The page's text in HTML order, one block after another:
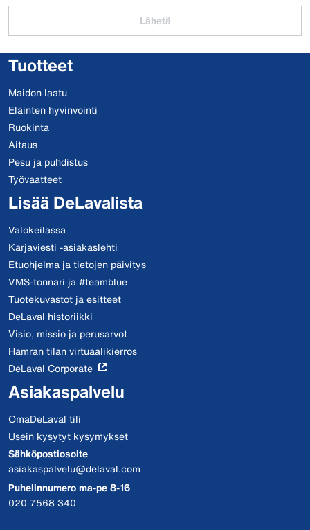
Lähetä
Tuotteet
Maidon laatu
Eläinten hyvinvointi
Ruokinta
Aitaus
Pesu ja puhdistus
Työvaatteet
Lisää DeLavalista
Valokeilassa
Karjaviesti -asiakaslehti
Etuohjelma ja tietojen päivitys
VMS-tonnari ja #teamblue
Tuotekuvastot ja esitteet
DeLaval historiikki
Visio, missio ja perusarvot
Hamran tilan virtuaalikierros
DeLaval Corporate
Asiakaspalvelu
OmaDeLaval tili
Usein kysytyt kysymykset
Sähköpostiosoite
asiakaspalvelu@delaval.com
Puhelinnumero ma-pe 8-16
020 7568 340